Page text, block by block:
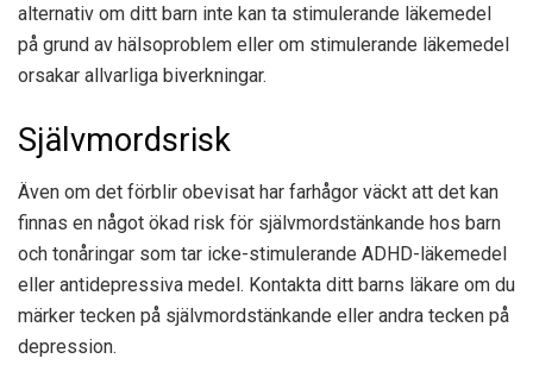
alternativ om ditt barn inte kan ta stimulerande läkemedel
på grund av hälsoproblem eller om stimulerande läkemedel
orsakar allvarliga biverkningar.
Självmordsrisk
Även om det förblir obevisat har farhågor väckt att det kan
finnas en något ökad risk för självmordstänkande hos barn
och tonåringar som tar icke-stimulerande ADHD-läkemedel
eller antidepressiva medel. Kontakta ditt barns läkare om du
märker tecken på självmordstänkande eller andra tecken på
depression.